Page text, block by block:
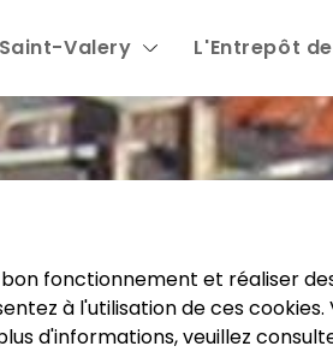
fonctionnement et réaliser
à l'utilisation de ces
d'informations, veuillez
Consulter le plan du site
Menu principal
Valery L'Entrepôt